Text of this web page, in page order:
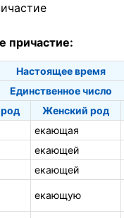
причастие:
Настоящее время
Единственное число
Женский род
екающая
екающей
екающей
екающую